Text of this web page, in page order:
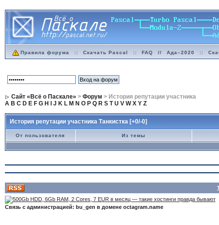
Правила форума :: Скачать Pascal :: FAQ // Ада–2020 ::
Сайт «Всё о Паскале» > Форум > История репутации участника
A B C D E F G H J K L M N O P Q R S T U V W X Y Z
История репутации участника Танкистка [+0/-0]
От пользователя Из темы
Связь с администрацией: bu_gen в домене octagram.name